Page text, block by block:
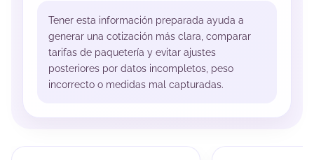
Tener esta información preparada ayuda a
generar una cotización más clara, comparar
tarifas de paquetería y evitar ajustes
posteriores por datos incompletos, peso
incorrecto o medidas mal capturadas.